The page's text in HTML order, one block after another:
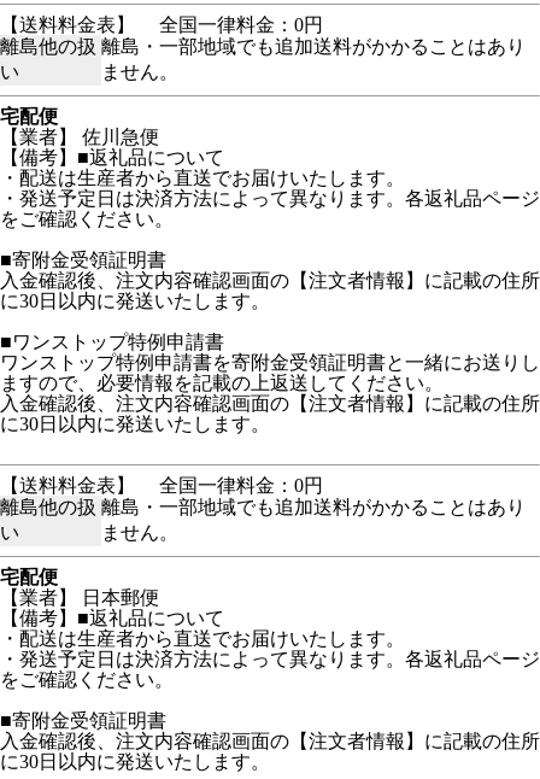
【送料料金表】
全国一律料金：0円
離島他の扱
い
離島・一部地域でも追加送料がかかることはあり
ません。
宅配便
【業者】 佐川急便
【備考】■返礼品について
・配送は生産者から直送でお届けいたします。
・発送予定日は決済方法によって異なります。各返礼品ページ
をご確認ください。
■寄附金受領証明書
入金確認後、注文内容確認画面の【注文者情報】に記載の住所
に30日以内に発送いたします。
■ワンストップ特例申請書
ワンストップ特例申請書を寄附金受領証明書と一緒にお送りし
ますので、必要情報を記載の上返送してください。
入金確認後、注文内容確認画面の【注文者情報】に記載の住所
に30日以内に発送いたします。
【送料料金表】
全国一律料金：0円
離島他の扱
い
離島・一部地域でも追加送料がかかることはあり
ません。
宅配便
【業者】 日本郵便
【備考】■返礼品について
・配送は生産者から直送でお届けいたします。
・発送予定日は決済方法によって異なります。各返礼品ページ
をご確認ください。
■寄附金受領証明書
入金確認後、注文内容確認画面の【注文者情報】に記載の住所
に30日以内に発送いたします。